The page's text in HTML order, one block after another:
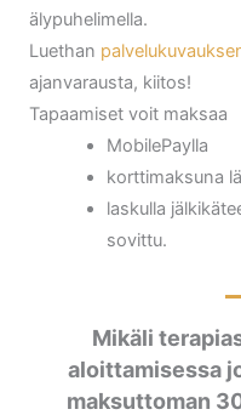
älypuhelimella.
Luethan
ajanvarausta, kiitos!
Tapaamiset voit maksaa
MobilePaylla
korttimaksuna
laskulla
sovittu.
Mikäli
aloittamisessa
maksuttoman